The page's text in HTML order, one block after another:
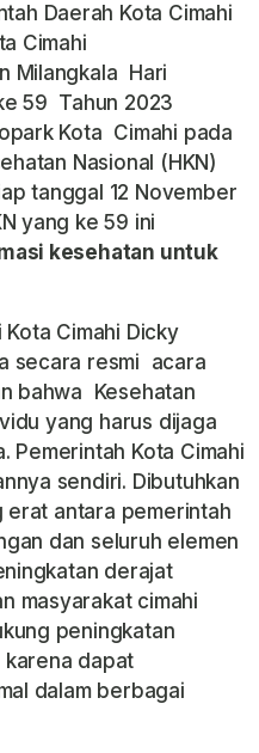
Daerah Kota Cimahi
Cimahi
Milangkala Hari
59 Tahun 2023
Kota Cimahi pada
Nasional (HKN)
tanggal 12 November
yang ke 59 ini
kesehatan untuk
Kota Cimahi Dicky
secara resmi acara
bahwa Kesehatan
yang harus dijaga
Pemerintah Kota Cimahi
sendiri. Dibutuhkan
antara pemerintah
dan seluruh elemen
derajat
masyarakat cimahi
peningkatan
karena dapat
dalam berbagai